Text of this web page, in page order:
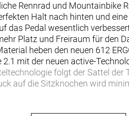
Rennrad und
Halt nach hinten und
das Pedal wesentlich
Platz und Freiraum für den
heben den neuen 612
mit der neuen active-
folgt der Sattel der
auf die Sitzknochen wird